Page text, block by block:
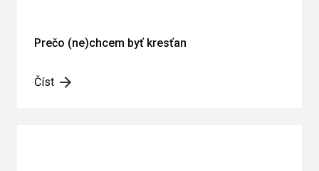
Prečo (ne)chcem byť kresťan
Číst